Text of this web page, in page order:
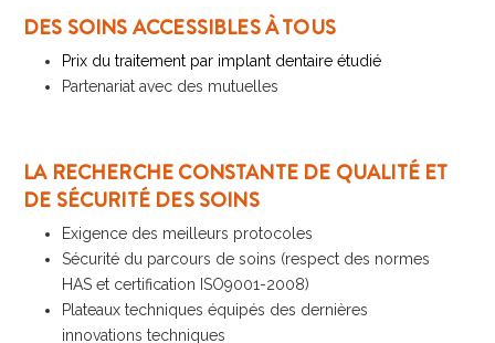
DES SOINS ACCESSIBLES À TOUS
Prix du traitement par implant dentaire étudié
Partenariat avec des mutuelles
LA RECHERCHE CONSTANTE DE QUALITÉ ET
DE SÉCURITÉ DES SOINS
Exigence des meilleurs protocoles
Sécurité du parcours de soins (respect des normes
HAS et certification ISO9001-2008)
Plateaux techniques équipés des dernières
innovations techniques